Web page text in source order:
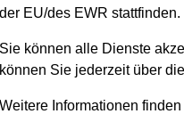
P. Uhlschmied
der EU/des EWR stattfinden.
Sie können alle Dienste
können Sie jederzeit über die
Weitere Informationen